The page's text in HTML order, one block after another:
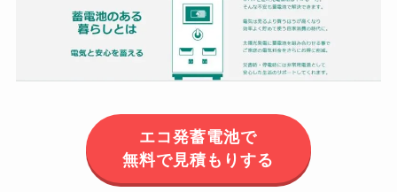
エコ発蓄電池で
無料で見積もりする